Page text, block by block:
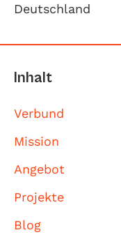
Deutschland
Inhalt
Verbund
Mission
Angebot
Projekte
Blog